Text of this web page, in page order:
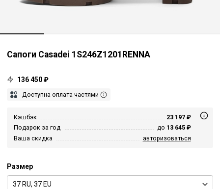
Сапоги Casadei 1S246Z1201RENNA
136 450 ₽
Доступна оплата частями
Кэшбэк
23 197 ₽
Подарок за год
до 13 645 ₽
Ваша скидка
авторизоваться
Размер
37 RU, 37 EU